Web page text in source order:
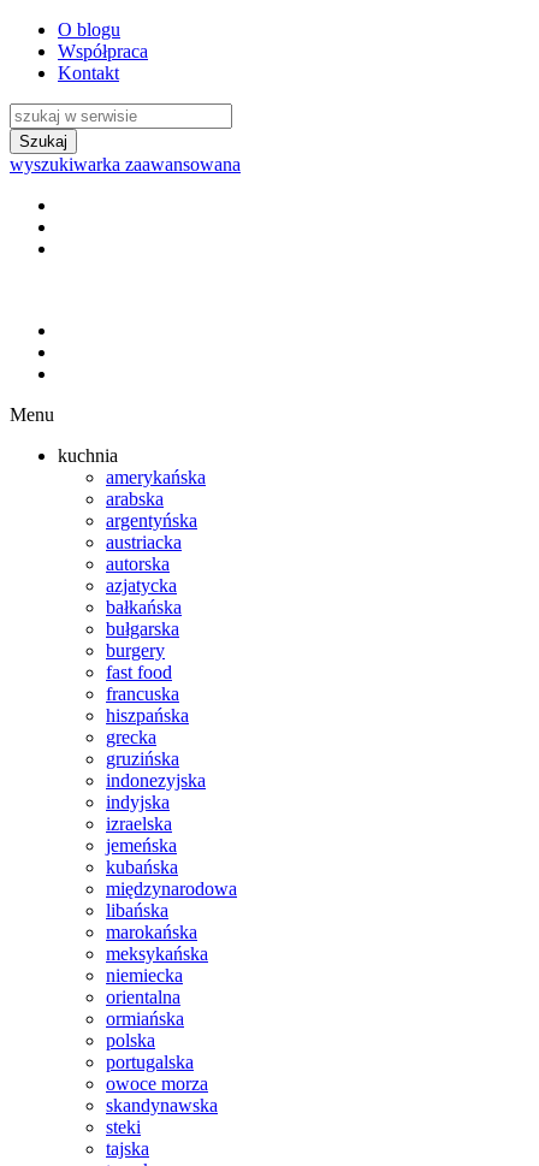
O blogu
Współpraca
Kontakt
wyszukiwarka zaawansowana
Menu
kuchnia
amerykańska
arabska
argentyńska
austriacka
autorska
azjatycka
bałkańska
bułgarska
burgery
fast food
francuska
hiszpańska
grecka
gruzińska
indonezyjska
indyjska
izraelska
jemeńska
kubańska
międzynarodowa
libańska
marokańska
meksykańska
niemiecka
orientalna
ormiańska
polska
portugalska
owoce morza
skandynawska
steki
tajska